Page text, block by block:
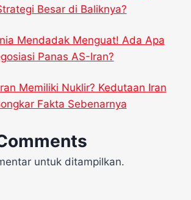
Besar di Baliknya?
Mendadak Menguat! Ada Apa
Panas AS-Iran?
Memiliki Nuklir? Kedutaan Iran
Fakta Sebenarnya
untuk ditampilkan.